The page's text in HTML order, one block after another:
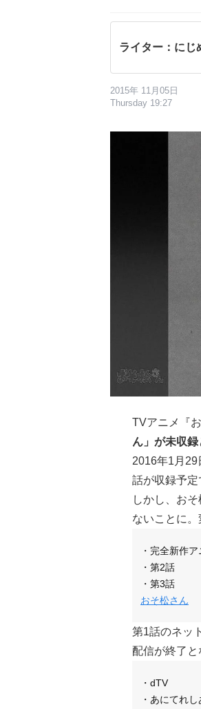
ライター：にじ
2015年 11月05日
Thursday 19:27
TVアニメ『
ん」が未収録
2016年1月
話が収録予定
しかし、お
ないことに。
・完全新作
・第2話
・第3話
おそ松さん
第1話のネッ
配信が終了と
・dTV
・あにてれ